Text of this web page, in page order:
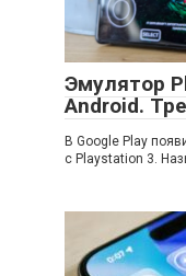
Эмулятор
Android.
В Google Play
с Playstation 3.